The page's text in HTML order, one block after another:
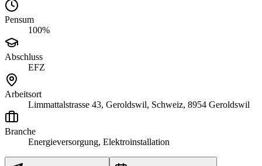
Pensum
100%
Abschluss
EFZ
Arbeitsort
Limmattalstrasse 43, Geroldswil, Schweiz, 8954 Geroldswil
Branche
Energieversorgung, Elektroinstallation